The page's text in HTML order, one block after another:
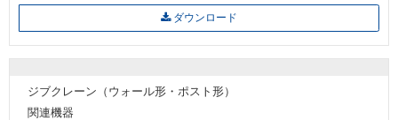
ダウンロード
ジブクレーン（ウォール形・ポスト形）
関連機器